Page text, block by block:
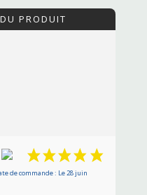
PRODUIT
de commande : Le 28 juin